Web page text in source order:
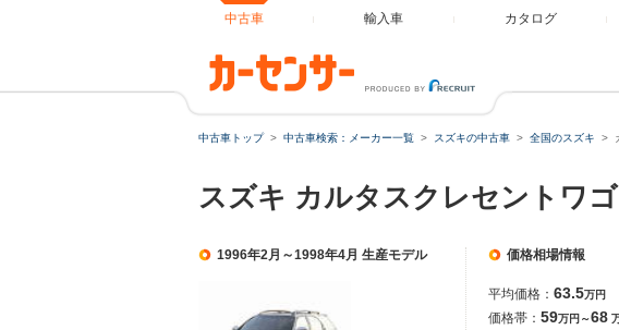
中古車 輸入車 カタログ
中古車トップ 中古車検索：メーカー一覧 スズキの中古車 全国のスズキ
スズキ カルタスクレセントワ
1996年2月～1998年4月 生産モデル 価格相場情報
平均価格： 63.5万円
価格帯： 59万円～68